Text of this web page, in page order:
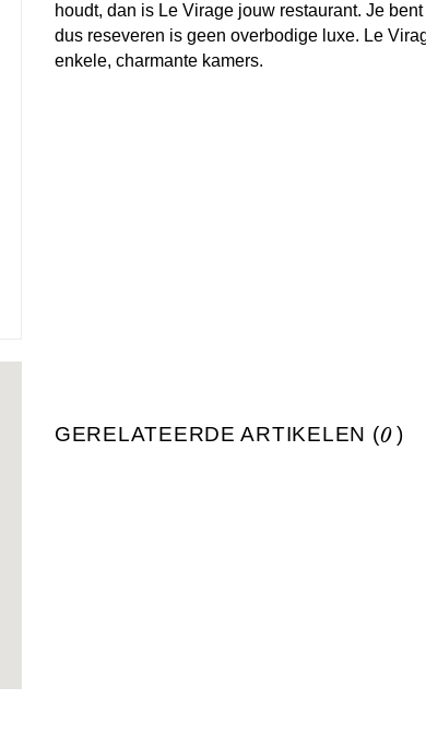
houdt, dan is Le Virage jouw restaurant. Je
dus reseveren is geen overbodige luxe. Le
enkele, charmante kamers.
GERELATEERDE ARTIKELEN (0 )